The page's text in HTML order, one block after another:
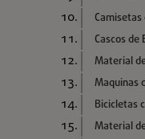
Cascos
Material
Material